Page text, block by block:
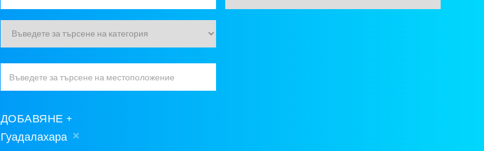
ДОБАВЯНЕ
Гуадалахара